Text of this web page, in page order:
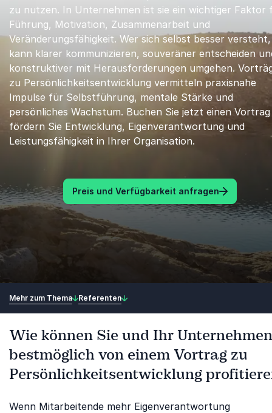
zu nutzen. In Unternehmen ist sie ein wichtiger Faktor
Führung, Motivation, Zusammenarbeit und
Veränderungsfähigkeit. Wer sich selbst besser versteht,
kann klarer kommunizieren, souveräner entscheiden
konstruktiver mit Herausforderungen umgehen.
zu Persönlichkeitsentwicklung vermitteln praxisnahe
Impulse für Selbstführung, mentale Stärke und
persönliches Wachstum. Buchen Sie jetzt einen
fördern Sie Entwicklung, Eigenverantwortung und
Leistungsfähigkeit in Ihrer Organisation.
Preis und Verfügbarkeit anfragen
Mehr zum Thema Referenten
Wie können Sie und Ihr Unternehmen
bestmöglich von einem Vortrag zu
Persönlichkeitsentwicklung
Wenn Mitarbeitende mehr Eigenverantwortung